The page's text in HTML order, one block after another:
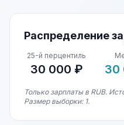
Распределение
25-й перцентиль
30 000 ₽ 30
Только зарплаты в RUB.
Размер выборки: 1.